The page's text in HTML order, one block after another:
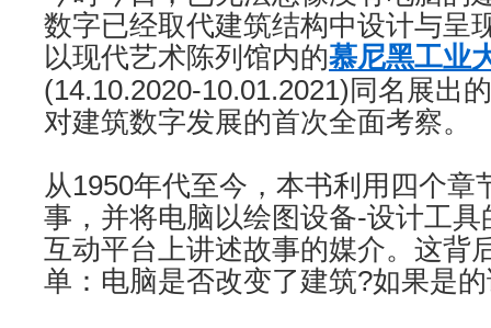
数字已经取代建筑结构中设计与呈
以现代艺术陈列馆内的慕尼黑工业
(14.10.2020-10.01.2021)同名展出
对建筑数字发展的首次全面考察。
从1950年代至今，本书利用四个章
事，并将电脑以绘图设备-设计工
互动平台上讲述故事的媒介。这背
单：电脑是否改变了建筑?如果是